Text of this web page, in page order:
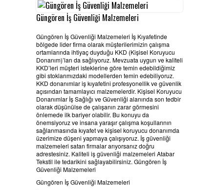
KURUMSAL
HAKKIMIZDA
BELGELERIMIZ
ÜRÜNLERİMİZ
HABERLER
REFERANSLAR
KAMPANYA
SİPARİŞ LİSTESİ
İLETİŞİM
Güngören İş Güvenliği Malzemeleri
Güngören İş Güvenliği Malzemeleri İş Kıyafetinde
bölgede lider firma olarak müşterilerimizin çalışma
ortamlarında ihtiyaç duyduğu KKD (Kişisel Koruyucu
Donanım)’ları da sağlıyoruz. Mevzuata uygun ve kaliteli
KKD’leri müşteri isteklerine göre temin edebildiğimiz
gibi stoklarımızdaki modellerden temin edebiliyoruz.
KKD donanımlar iş kıyafetini profesyonellik ve güvenlik
açısından tamamlayıcı malzemelerdir. Kişisel Koruyucu
Donanımlar İş Sağlığı ve Güvenliği alanında son tedbir
olarak düşünülse de çalışanın zarar görmesini
önlemede ilk bariyer olabilir. Bu konuyu da
önemsiyoruz ve insana yaraşır çalışma koşullarının
sağlanmasında kıyafet ve kişisel koruyucu donanımda
üzerimize düşeni yapmaya çalışıyoruz. İş güvenliği
malzemeleri satan firmalar arıyorsanız doğru
adrestesiniz. Kaliteli iş güvenliği malzemeleri Atabar
Tekstil ile tedarikini sağlayabilirsiniz. Güngören İş
Güvenliği Malzemeleri
Güngören İş Güvenliği Malzemeleri